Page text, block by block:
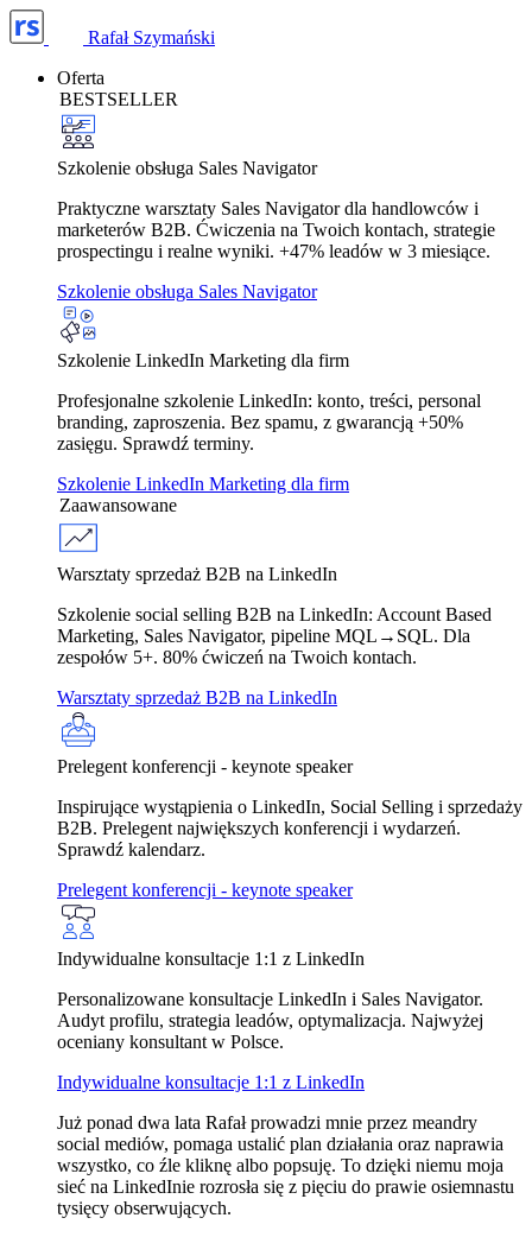
Rafał Szymański
Oferta
BESTSELLER
Szkolenie obsługa Sales Navigator
Praktyczne warsztaty Sales Navigator dla handlowców i
marketerów B2B. Ćwiczenia na Twoich kontach, strategie
prospectingu i realne wyniki. +47% leadów w 3 miesiące.
Szkolenie obsługa Sales Navigator
Szkolenie LinkedIn Marketing dla firm
Profesjonalne szkolenie LinkedIn: konto, treści, personal
branding, zaproszenia. Bez spamu, z gwarancją +50%
zasięgu. Sprawdź terminy.
Szkolenie LinkedIn Marketing dla firm
Zaawansowane
Warsztaty sprzedaż B2B na LinkedIn
Szkolenie social selling B2B na LinkedIn: Account Based
Marketing, Sales Navigator, pipeline MQL→SQL. Dla
zespołów 5+. 80% ćwiczeń na Twoich kontach.
Warsztaty sprzedaż B2B na LinkedIn
Prelegent konferencji - keynote speaker
Inspirujące wystąpienia o LinkedIn, Social Selling i sprzedaży
B2B. Prelegent największych konferencji i wydarzeń.
Sprawdź kalendarz.
Prelegent konferencji - keynote speaker
Indywidualne konsultacje 1:1 z LinkedIn
Personalizowane konsultacje LinkedIn i Sales Navigator.
Audyt profilu, strategia leadów, optymalizacja. Najwyżej
oceniany konsultant w Polsce.
Indywidualne konsultacje 1:1 z LinkedIn
Już ponad dwa lata Rafał prowadzi mnie przez meandry
social mediów, pomaga ustalić plan działania oraz naprawia
wszystko, co źle kliknę albo popsuję. To dzięki niemu moja
sieć na LinkedInie rozrosła się z pięciu do prawie osiemnastu
tysięcy obserwujących.